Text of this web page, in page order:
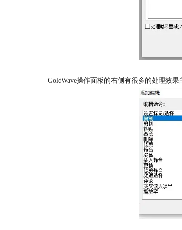
GoldWave操作面板的右侧有很多的处理效